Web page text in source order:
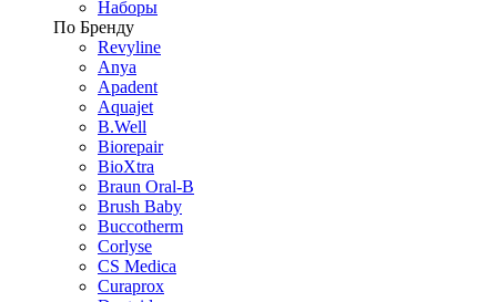
Наборы
По Бренду
Revyline
Anya
Apadent
Aquajet
B.Well
Biorepair
BioXtra
Braun Oral-B
Brush Baby
Buccotherm
Corlyse
CS Medica
Curaprox